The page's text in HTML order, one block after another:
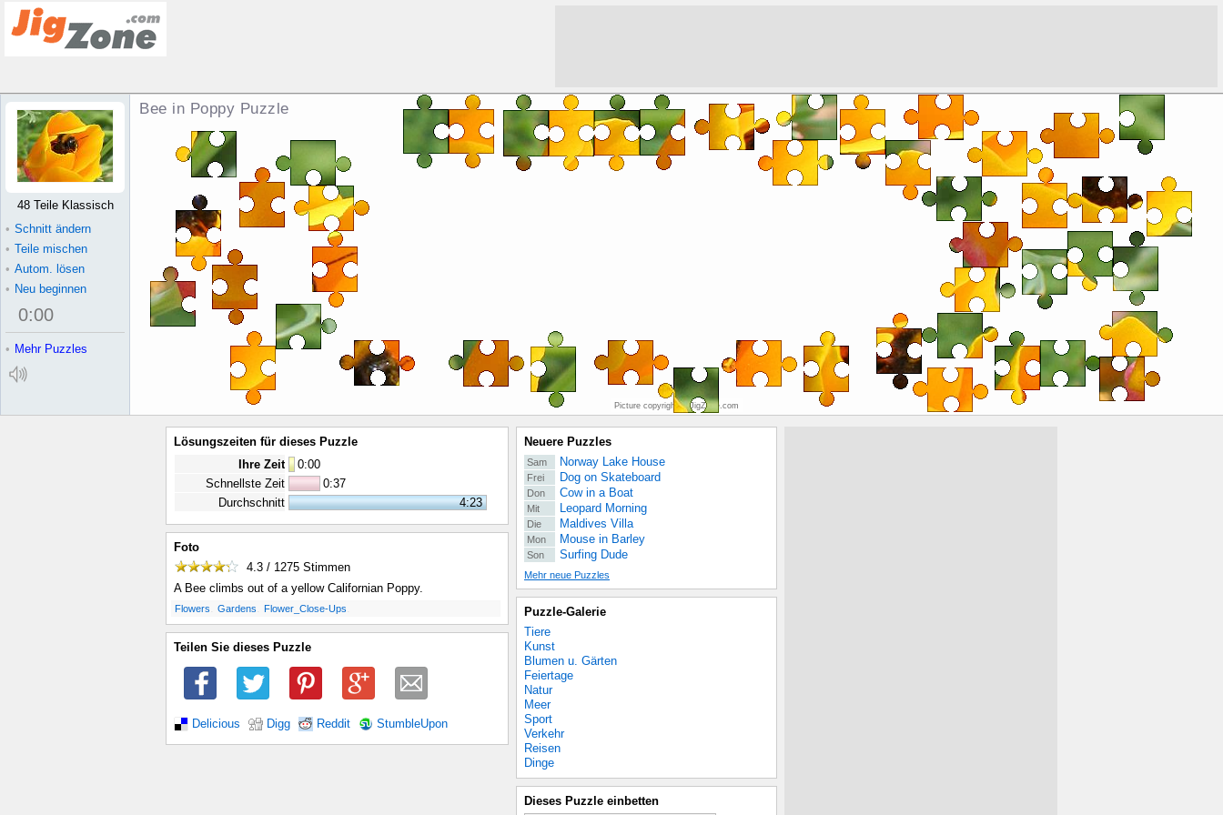
Bee in Poppy Puzzle
Picture copyright © JigZone.com
48 Teile Klassisch
• Schnitt ändern
• Teile mischen
• Autom. lösen
• Neu beginnen
0:00
• Mehr Puzzles
Lösungszeiten für dieses Puzzle
Ihre Zeit
0:00
Schnellste Zeit
0:37
Durchschnitt
4:23
Foto
4.3 / 1275 Stimmen
A Bee climbs out of a yellow Californian Poppy.
Flowers Gardens Flower_Close-Ups
Teilen Sie dieses Puzzle
Delicious Digg Reddit StumbleUpon
Neuere Puzzles
Sam Norway Lake House
Frei Dog on Skateboard
Don Cow in a Boat
Mit Leopard Morning
Die Maldives Villa
Mon Mouse in Barley
Son Surfing Dude
Mehr neue Puzzles
Puzzle-Galerie
Tiere
Kunst
Blumen u. Gärten
Feiertage
Natur
Meer
Sport
Verkehr
Reisen
Dinge
Dieses Puzzle einbetten